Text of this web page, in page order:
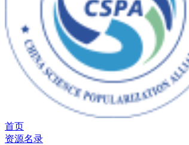
首页
资源名录